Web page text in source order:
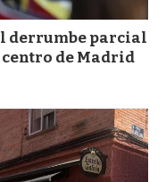
derrumbe parcial
de Madrid